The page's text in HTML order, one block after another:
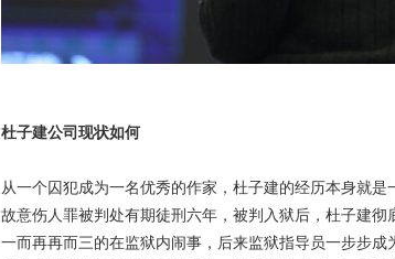
杜子建公司现状如何
从一个囚犯成为一名优秀的作家，杜子建的经历本身就
故意伤人罪被判处有期徒刑六年，被判入狱后，杜子建彻
一而再再而三的在监狱内闹事，后来监狱指导员一步步